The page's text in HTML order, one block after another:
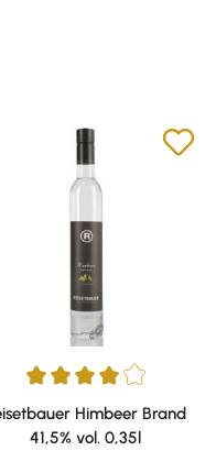
von 5 SternenBewertung
Himbeer Brand
41,5% vol. 0,35l